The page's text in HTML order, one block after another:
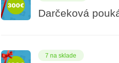
Darčeková
7 na sklade